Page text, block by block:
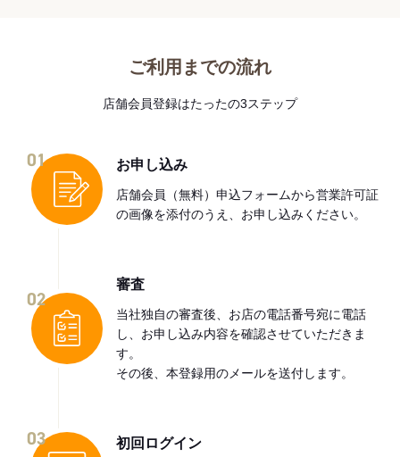
ご利用までの流れ
店舗会員登録はたったの3ステップ
01 お申し込み
店舗会員（無料）申込フォームから営業許可証
の画像を添付のうえ、お申し込みください。
02
審査
当社独自の審査後、お店の電話番号宛に電話
し、お申し込み内容を確認させていただきま
す。
その後、本登録用のメールを送付します。
03 初回ログイン